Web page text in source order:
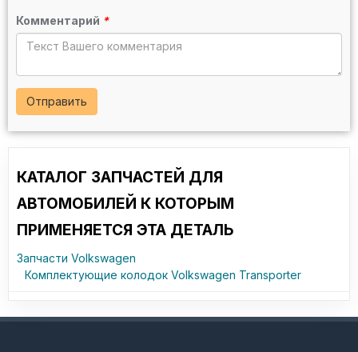
Комментарий *
Отправить
КАТАЛОГ ЗАПЧАСТЕЙ ДЛЯ
АВТОМОБИЛЕЙ К КОТОРЫМ
ПРИМЕНЯЕТСЯ ЭТА ДЕТАЛЬ
Запчасти Volkswagen
Комплектующие колодок Volkswagen Transporter